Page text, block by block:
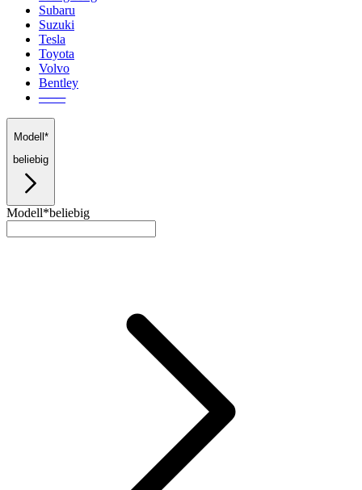
Subaru
Suzuki
Tesla
Toyota
Volvo
Bentley
───
Modell*
beliebig
Modell*beliebig